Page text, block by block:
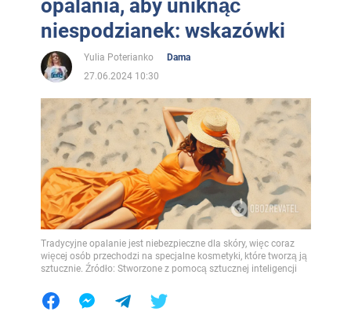
opalania, aby uniknąć
niespodzianek: wskazówki
Yulia Poterianko
Dama
27.06.2024 10:30
Tradycyjne opalanie jest niebezpieczne dla skóry, więc coraz
więcej osób przechodzi na specjalne kosmetyki, które tworzą ją
sztucznie. Źródło: Stworzone z pomocą sztucznej inteligencji